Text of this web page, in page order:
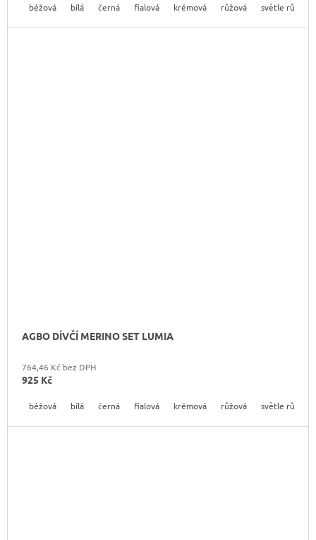
béžová bílá černá fialová krémová růžová světle růžová
AGBO DÍVČÍ MERINO SET LUMIA
764,46 Kč bez DPH
925 Kč
béžová bílá černá fialová krémová růžová světle růžová